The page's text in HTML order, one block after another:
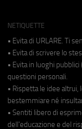
NETIQUETTE
• Evita di URLARE. Ti
• Evita di scrivere lo
• Evita in luoghi
questioni personali.
• Rispetta le idee altrui,
bestemmiare né
• Sentiti libero di
dell'educazione e del